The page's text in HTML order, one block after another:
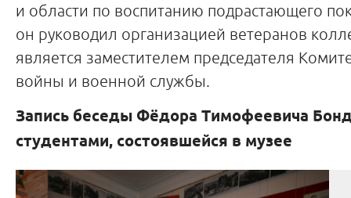
и области по воспитанию подрастающего
он руководил организацией ветеранов
является заместителем председателя
войны и военной службы.
Запись беседы Фёдора Тимофеевича
студентами, состоявшейся в музее